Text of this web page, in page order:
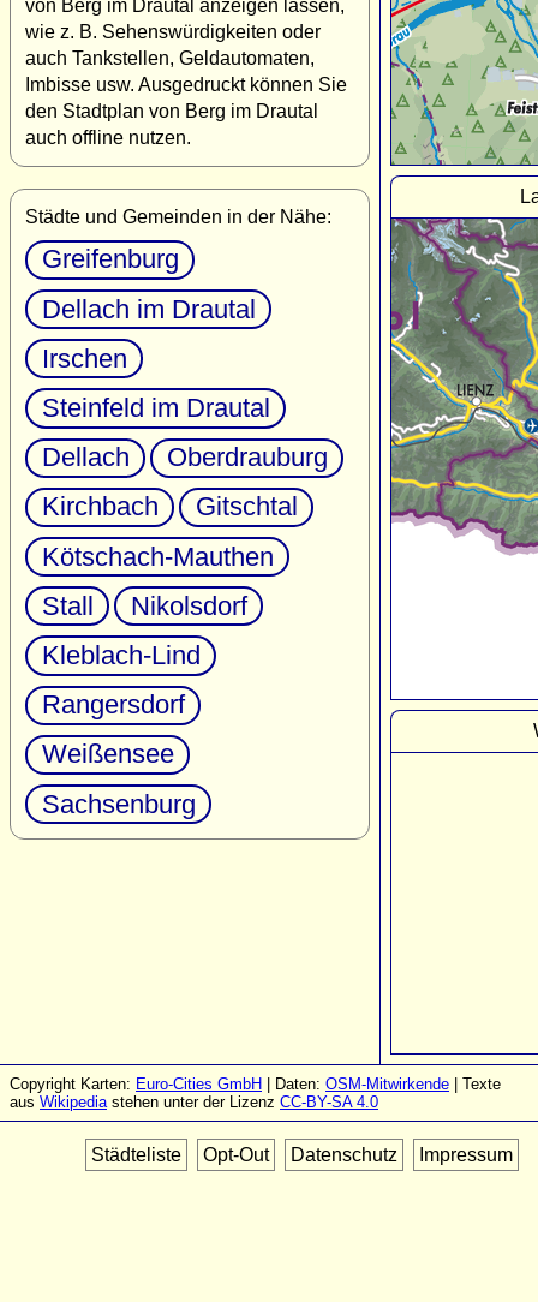
von Berg im Drautal anzeigen lassen,
wie z. B. Sehenswürdigkeiten oder
auch Tankstellen, Geldautomaten,
Imbisse usw. Ausgedruckt können Sie
den Stadtplan von Berg im Drautal
auch offline nutzen.
Städte und Gemeinden in der Nähe:
Greifenburg
Dellach im Drautal
Irschen
Steinfeld im Drautal
Dellach
Oberdrauburg
Kirchbach
Gitschtal
Kötschach-Mauthen
Stall
Nikolsdorf
Kleblach-Lind
Rangersdorf
Weißensee
Sachsenburg
Copyright Karten: Euro-Cities GmbH | Daten: OSM-Mitwirkende | Texte
aus Wikipediastehen unter der Lizenz CC-BY-SA 4.0
Städteliste Opt-Out Datenschutz Impressum